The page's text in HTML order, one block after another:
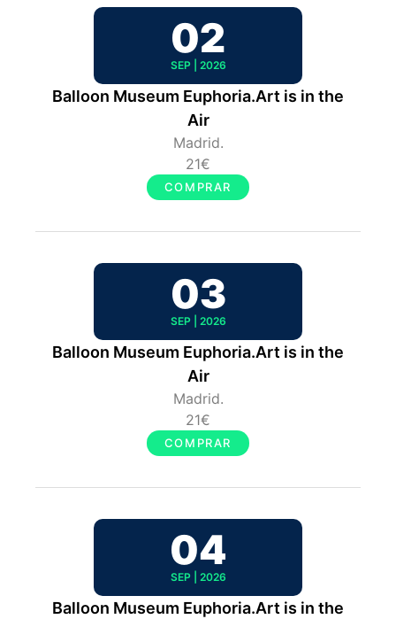
02
SEP | 2026
Balloon Museum Euphoria.Art is in the
Air
Madrid.
21€
COMPRAR
03
SEP | 2026
Balloon Museum Euphoria.Art is in the
Air
Madrid.
21€
COMPRAR
04
SEP | 2026
Balloon Museum Euphoria.Art is in the